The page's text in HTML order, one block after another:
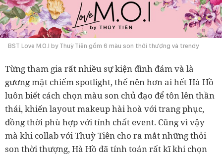
​BST Love M.O.I by Thuỳ Tiên gồm 6 màu son thời thượng và trendy
Từng tham gia rất nhiều sự kiện đình đám và là
gương mặt chiếm spotlight, thế nên hơn ai hết Hà Hồ
luôn biết cách chọn màu son chủ đạo để tôn lên thần
thái, khiến layout makeup hài hoà với trang phục,
đồng thời phù hợp với tính chất event. Cũng vì vậy
mà khi collab với Thuỳ Tiên cho ra mắt những thỏi
son thời thượng, Hà Hồ đã tính toán rất kĩ khi chọn